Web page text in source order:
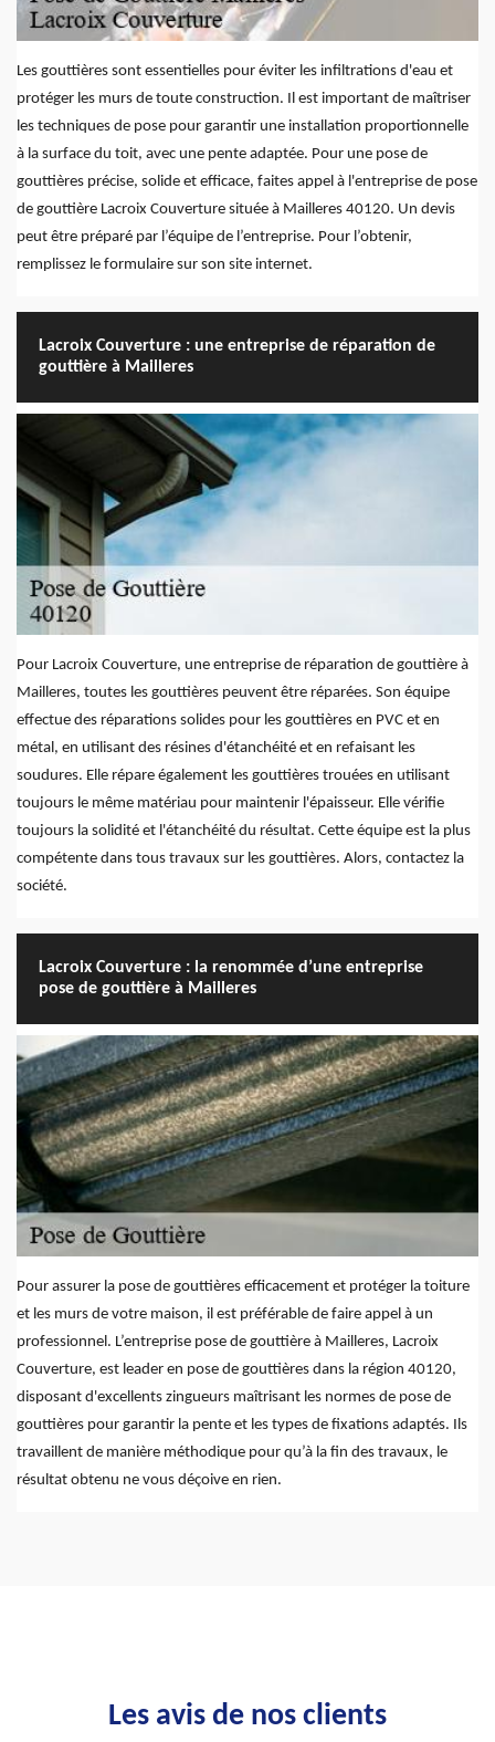
Les gouttières sont essentielles pour éviter les infiltrations d'eau et
protéger les murs de toute construction. Il est important de maîtriser
les techniques de pose pour garantir une installation proportionnelle
à la surface du toit, avec une pente adaptée. Pour une pose de
gouttières précise, solide et efficace, faites appel à l'entreprise de pose
de gouttière Lacroix Couverture située à Mailleres 40120. Un devis
peut être préparé par l’équipe de l’entreprise. Pour l’obtenir,
remplissez le formulaire sur son site internet.
Lacroix Couverture : une entreprise de réparation de
gouttière à Mailleres
Pour Lacroix Couverture, une entreprise de réparation de gouttière à
Mailleres, toutes les gouttières peuvent être réparées. Son équipe
effectue des réparations solides pour les gouttières en PVC et en
métal, en utilisant des résines d'étanchéité et en refaisant les
soudures. Elle répare également les gouttières trouées en utilisant
toujours le même matériau pour maintenir l'épaisseur. Elle vérifie
toujours la solidité et l'étanchéité du résultat. Cette équipe est la plus
compétente dans tous travaux sur les gouttières. Alors, contactez la
société.
Lacroix Couverture : la renommée d’une entreprise
pose de gouttière à Mailleres
Pour assurer la pose de gouttières efficacement et protéger la toiture
et les murs de votre maison, il est préférable de faire appel à un
professionnel. L’entreprise pose de gouttière à Mailleres, Lacroix
Couverture, est leader en pose de gouttières dans la région 40120,
disposant d'excellents zingueurs maîtrisant les normes de pose de
gouttières pour garantir la pente et les types de fixations adaptés. Ils
travaillent de manière méthodique pour qu’à la fin des travaux, le
résultat obtenu ne vous déçoive en rien.
Les avis de nos clients